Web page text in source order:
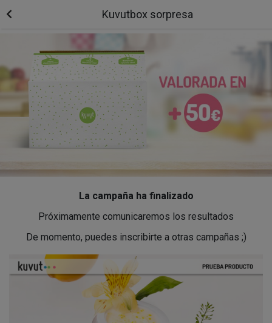
Kuvutbox sorpresa
La campaña ha finalizado
Próximamente comunicaremos los resultados
De momento, puedes inscribirte a otras campañas ;)